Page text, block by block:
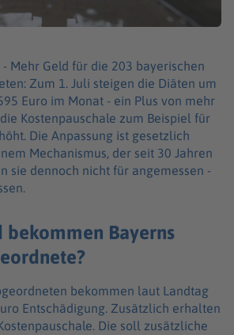
Mehr Geld für die 203 bayerischen
Zum 1. Juli steigen die Diäten um
Euro im Monat - ein Plus von mehr
Kostenpauschale zum Beispiel für
Die Anpassung ist gesetzlich
Mechanismus, der seit 30 Jahren
sie dennoch nicht für angemessen -
bekommen Bayerns
bekommen laut Landtag
Entschädigung. Zusätzlich erhalten
Die soll zusätzliche